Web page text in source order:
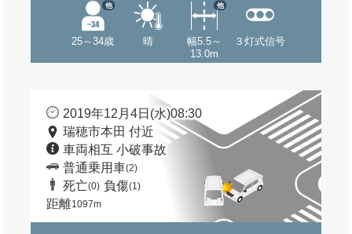
25～34歳
他
晴
幅5.5～
13.0m
他
３灯式信号
2019年12月4日(水)08:30
瑞穂市本田 付近
車両相互 小破事故
普通乗用車(2)
死亡(0) 負傷(1)
距離1097m